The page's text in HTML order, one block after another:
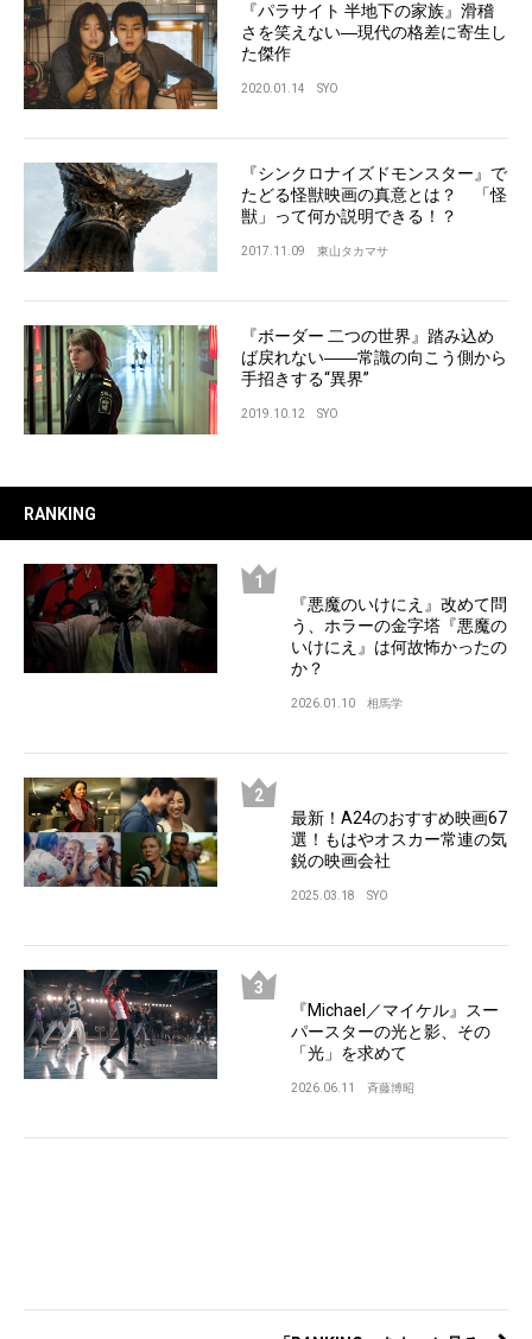
『パラサイト 半地下の家族』滑稽
さを笑えない―現代の格差に寄生し
た傑作
2020.01.14 SYO
『シンクロナイズドモンスター』で
たどる怪獣映画の真意とは？ 「怪
獣」って何か説明できる！？
2017.11.09 東山タカマサ
『ボーダー 二つの世界』踏み込め
ば戻れない――常識の向こう側から
手招きする“異界”
2019.10.12 SYO
RANKING
『悪魔のいけにえ』改めて問
う、ホラーの金字塔『悪魔の
いけにえ』は何故怖かったの
か？
2026.01.10 相馬学
最新！A24のおすすめ映画67
選！もはやオスカー常連の気
鋭の映画会社
2025.03.18 SYO
『Michael／マイケル』スー
パースターの光と影、その
「光」を求めて
2026.06.11 斉藤博昭